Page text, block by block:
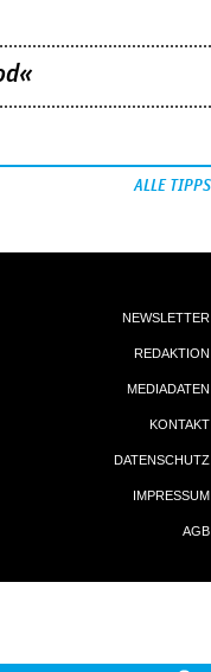
ALLE TIPPS
NEWSLETTER
REDAKTION
MEDIADATEN
KONTAKT
DATENSCHUTZ
IMPRESSUM
AGB